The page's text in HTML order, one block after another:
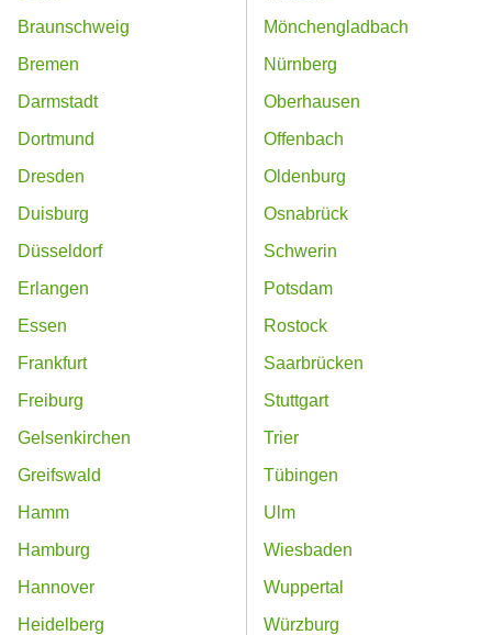
Braunschweig
Bremen
Darmstadt
Dortmund
Dresden
Duisburg
Düsseldorf
Erlangen
Essen
Frankfurt
Freiburg
Gelsenkirchen
Greifswald
Hamm
Hamburg
Hannover
Heidelberg
Mönchengladbach
Nürnberg
Oberhausen
Offenbach
Oldenburg
Osnabrück
Schwerin
Potsdam
Rostock
Saarbrücken
Stuttgart
Trier
Tübingen
Ulm
Wiesbaden
Wuppertal
Würzburg